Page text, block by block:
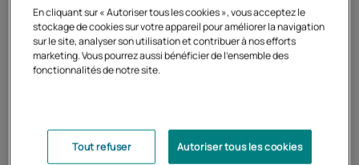
cela m’a semblé offrir des
garanties supplémentaires
quant aux contenus
En cliquant sur « Autoriser tous les cookies », vous acceptez le
stockage de cookies sur votre appareil pour améliorer la navigation
sur le site, analyser son utilisation et contribuer à nos efforts
marketing. Vous pourrez aussi bénéficier de l'ensemble des
fonctionnalités de notre site.
Tout refuser Autoriser tous les cookies